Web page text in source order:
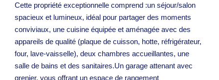
Cette propriété exceptionnelle comprend :un séjour/salon
spacieux et lumineux, idéal pour partager des moments
conviviaux, une cuisine équipée et aménagée avec des
appareils de qualité (plaque de cuisson, hotte, réfrigérateur,
four, lave-vaisselle), deux chambres accueillantes, une
salle de bains et des sanitaires.Un garage attenant avec
grenier, vous offrant un espace de rangement